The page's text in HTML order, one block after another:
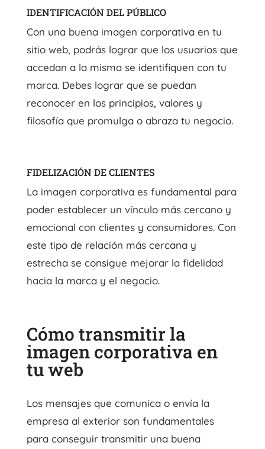
IDENTIFICACIÓN DEL PÚBLICO
Con una buena imagen corporativa en tu
sitio web, podrás lograr que los usuarios que
accedan a la misma se identifiquen con tu
marca. Debes lograr que se puedan
reconocer en los principios, valores y
filosofía que promulga o abraza tu negocio.
FIDELIZACIÓN DE CLIENTES
La imagen corporativa es fundamental para
poder establecer un vínculo más cercano y
emocional con clientes y consumidores. Con
este tipo de relación más cercana y
estrecha se consigue mejorar la fidelidad
hacia la marca y el negocio.
Cómo transmitir la
imagen corporativa en
tu web
Los mensajes que comunica o envía la
empresa al exterior son fundamentales
para conseguir transmitir una buena